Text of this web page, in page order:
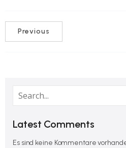
Previous
Latest Comments
Es sind keine Kommentare